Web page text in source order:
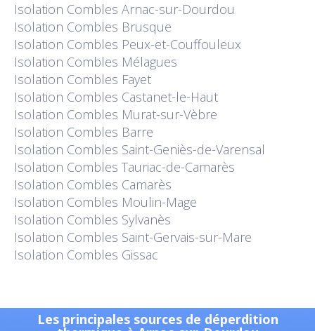
Isolation Combles Arnac-sur-Dourdou
Isolation Combles Brusque
Isolation Combles Peux-et-Couffouleux
Isolation Combles Mélagues
Isolation Combles Fayet
Isolation Combles Castanet-le-Haut
Isolation Combles Murat-sur-Vèbre
Isolation Combles Barre
Isolation Combles Saint-Geniès-de-Varensal
Isolation Combles Tauriac-de-Camarès
Isolation Combles Camarès
Isolation Combles Moulin-Mage
Isolation Combles Sylvanès
Isolation Combles Saint-Gervais-sur-Mare
Isolation Combles Gissac
Les principales sources de déperdition